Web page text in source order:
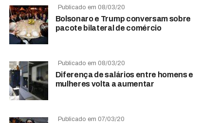
Publicado em 08/03/20
Bolsonaro e Trump conversam sobre
pacote bilateral de comércio
Publicado em 08/03/20
Diferença de salários entre homens e
mulheres volta a aumentar
Publicado em 07/03/20